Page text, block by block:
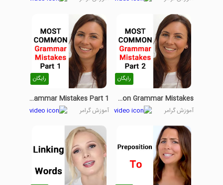
رایگان
Most Common Grammar Mistakes
آموزش گرامر
رایگان
MOST COMMON Grammar Mistakes Part 1
آموزش گرامر